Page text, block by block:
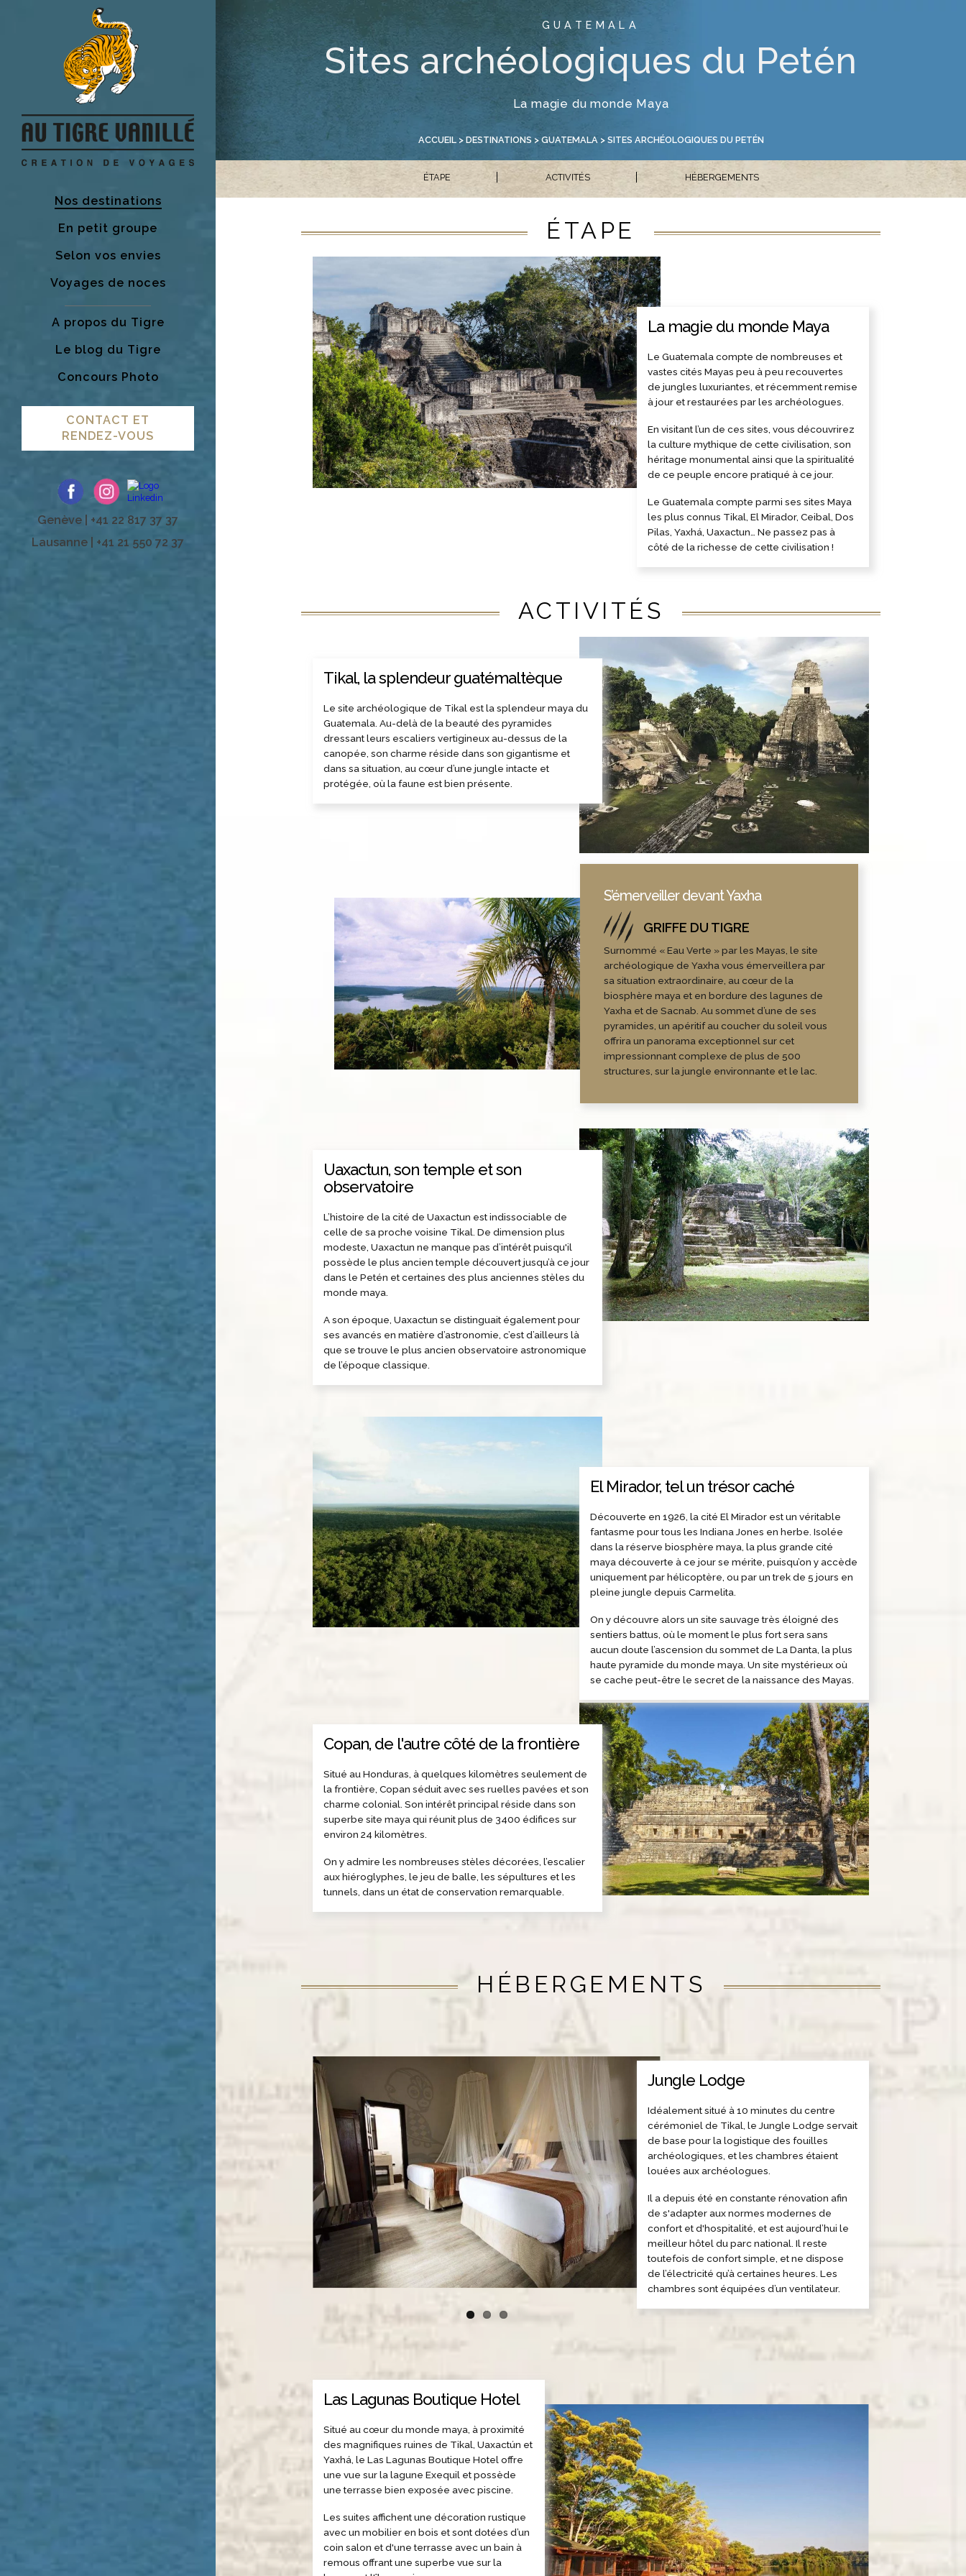
Nos destinations
En petit groupe
Selon vos envies
Voyages de noces
A propos du Tigre
Le blog du Tigre
Concours Photo
CONTACT ET
RENDEZ-VOUS
Genève | +41 22 817 37 37
Lausanne | +41 21 550 72 37
GUATEMALA
Sites archéologiques du Petén
La magie du monde Maya
ACCUEIL> DESTINATIONS > GUATEMALA > SITES ARCHÉOLOGIQUES DU PETÉN
ÉTAPE ACTIVITÉS HÉBERGEMENTS
ÉTAPE
La magie du monde Maya
Le Guatemala compte de nombreuses et
vastes cités Mayas peu à peu recouvertes
de jungles luxuriantes, et récemment remise
à jour et restaurées par les archéologues.
En visitant l’un de ces sites, vous découvrirez
la culture mythique de cette civilisation, son
héritage monumental ainsi que la spiritualité
de ce peuple encore pratiqué à ce jour.
Le Guatemala compte parmi ses sites Maya
les plus connus Tikal, El Mirador, Ceibal, Dos
Pilas, Yaxhá, Uaxactun… Ne passez pas à
côté de la richesse de cette civilisation !
ACTIVITÉS
Tikal, la splendeur guatémaltèque
Le site archéologique de Tikal est la splendeur maya du
Guatemala. Au-delà de la beauté des pyramides
dressant leurs escaliers vertigineux au-dessus de la
canopée, son charme réside dans son gigantisme et
dans sa situation, au cœur d’une jungle intacte et
protégée, où la faune est bien présente.
S’émerveiller devant Yaxha
Surnommé « Eau Verte » par les Mayas, le site
archéologique de Yaxha vous émerveillera par
sa situation extraordinaire, au cœur de la
biosphère maya et en bordure des lagunes de
Yaxha et de Sacnab. Au sommet d’une de ses
pyramides, un apéritif au coucher du soleil vous
offrira un panorama exceptionnel sur cet
impressionnant complexe de plus de 500
structures, sur la jungle environnante et le lac.
Uaxactun, son temple et son
observatoire
L’histoire de la cité de Uaxactun est indissociable de
celle de sa proche voisine Tikal. De dimension plus
modeste, Uaxactun ne manque pas d’intérêt puisqu'il
possède le plus ancien temple découvert jusqu’à ce jour
dans le Petén et certaines des plus anciennes stèles du
monde maya.
A son époque, Uaxactun se distinguait également pour
ses avancés en matière d’astronomie, c’est d’ailleurs là
que se trouve le plus ancien observatoire astronomique
de l’époque classique.
El Mirador, tel un trésor caché
Découverte en 1926, la cité El Mirador est un véritable
fantasme pour tous les Indiana Jones en herbe. Isolée
dans la réserve biosphère maya, la plus grande cité
maya découverte à ce jour se mérite, puisqu’on y accède
uniquement par hélicoptère, ou par un trek de 5 jours en
pleine jungle depuis Carmelita.
On y découvre alors un site sauvage très éloigné des
sentiers battus, où le moment le plus fort sera sans
aucun doute l’ascension du sommet de La Danta, la plus
haute pyramide du monde maya. Un site mystérieux où
se cache peut-être le secret de la naissance des Mayas.
Copan, de l'autre côté de la frontière
Situé au Honduras, à quelques kilomètres seulement de
la frontière, Copan séduit avec ses ruelles pavées et son
charme colonial. Son intérêt principal réside dans son
superbe site maya qui réunit plus de 3400 édifices sur
environ 24 kilomètres.
On y admire les nombreuses stèles décorées, l’escalier
aux hiéroglyphes, le jeu de balle, les sépultures et les
tunnels, dans un état de conservation remarquable.
HÉBERGEMENTS
Jungle Lodge
Idéalement situé à 10 minutes du centre
cérémoniel de Tikal, le Jungle Lodge servait
de base pour la logistique des fouilles
archéologiques, et les chambres étaient
louées aux archéologues.
Il a depuis été en constante rénovation afin
de s'adapter aux normes modernes de
confort et d'hospitalité, et est aujourd’hui le
meilleur hôtel du parc national. Il reste
toutefois de confort simple, et ne dispose
de l’électricité qu’à certaines heures. Les
chambres sont équipées d’un ventilateur.
Las Lagunas Boutique Hotel
Situé au cœur du monde maya, à proximité
des magnifiques ruines de Tikal, Uaxactún et
Yaxhá, le Las Lagunas Boutique Hotel offre
une vue sur la lagune Exequil et possède
une terrasse bien exposée avec piscine.
Les suites affichent une décoration rustique
avec un mobilier en bois et sont dotées d’un
coin salon et d'une terrasse avec un bain à
remous offrant une superbe vue sur la